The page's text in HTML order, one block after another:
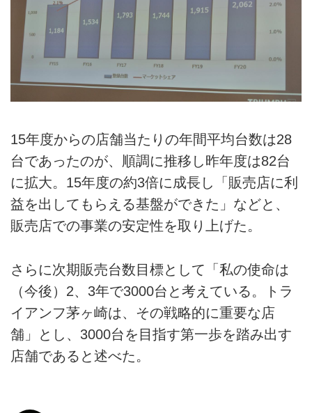
15年度からの店舗当たりの年間平均台数は28
台であったのが、順調に推移し昨年度は82台
に拡大。15年度の約3倍に成長し「販売店に利
益を出してもらえる基盤ができた」などと、
販売店での事業の安定性を取り上げた。
さらに次期販売台数目標として「私の使命は
（今後）2、3年で3000台と考えている。トラ
イアンフ茅ヶ崎は、その戦略的に重要な店
舗」とし、3000台を目指す第一歩を踏み出す
店舗であると述べた。